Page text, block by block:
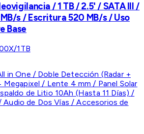
/ 1 TB / 2.5' / SATA III /
s / Escritura 520 MB/s / Uso
Base
1TB